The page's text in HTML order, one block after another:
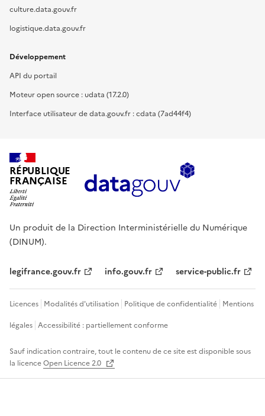
culture.data.gouv.fr
logistique.data.gouv.fr
Développement
API du portail
Moteur open source : udata (17.2.0)
Interface utilisateur de data.gouv.fr : cdata (7ad44f4)
RÉPUBLIQUE
FRANÇAISE
Un produit de la Direction Interministérielle du Numérique
(DINUM).
legifrance.gouv.fr info.gouv.fr service-public.fr
Licences Modalités d'utilisation Politique de confidentialité Mentions
légales Accessibilité : partiellement conforme
Sauf indication contraire, tout le contenu de ce site est disponible sous
la licenceOpen Licence 2.0